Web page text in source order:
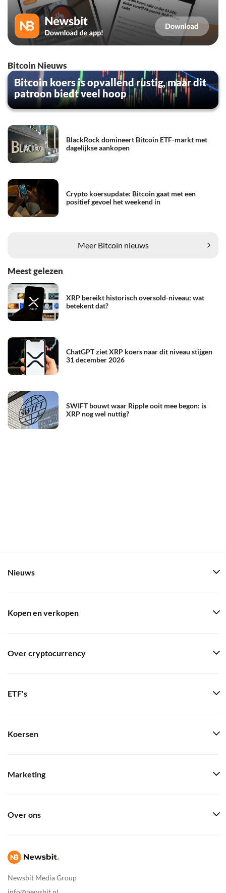
Bitcoin Nieuws
Bitcoin koers is opvallend rustig, maar dit
patroon biedt veel hoop
BlackRock domineert Bitcoin ETF-markt met
dagelijkse aankopen
Crypto koersupdate: Bitcoin gaat met een
positief gevoel het weekend in
Meer Bitcoin nieuws
Meest gelezen
XRP bereikt historisch oversold-niveau: wat
betekent dat?
ChatGPT ziet XRP koers naar dit niveau stijgen
31 december 2026
SWIFT bouwt waar Ripple ooit mee begon: is
XRP nog wel nuttig?
Newsbit Media Group
Nieuws
Kopen en verkopen
Over cryptocurrency
ETF's
Koersen
Marketing
Over ons